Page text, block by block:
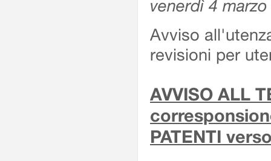
venerdì 4
Avviso
revisioni per
AVVISO ALL
PATENTI